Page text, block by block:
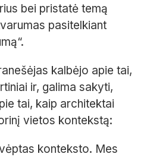
bei pristatė temą
pasitelkiant
kalbėjo apie tai,
ir, galima sakyti,
tai, kaip architektai
vietos kontekstą:
konteksto. Mes